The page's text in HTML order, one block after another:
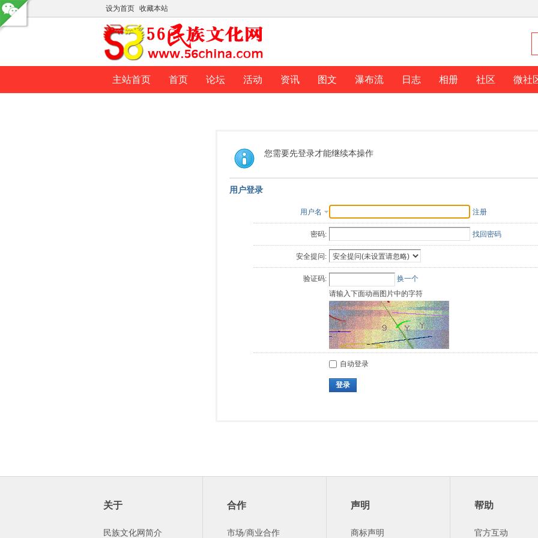
设为首页 收藏本站
主站首页 首页 论坛 活动 资讯 图文 瀑布流 日志 相册 社区 微社
您需要先登录才能继续本操作
用户登录
用户名 注册
密码: 找回密码
安全提问:
验证码:
换一个
请输入下面动画图片中的字符
自动登录
登录
关于
民族文化网简介
合作
市场/商业合作
声明
商标声明
帮助
官方互动